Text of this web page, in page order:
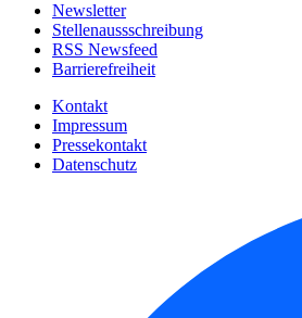
Newsletter
Stellenaussschreibung
RSS Newsfeed
Barrierefreiheit
Kontakt
Impressum
Pressekontakt
Datenschutz